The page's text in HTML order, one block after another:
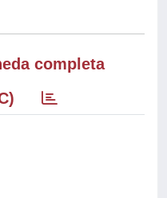
completa